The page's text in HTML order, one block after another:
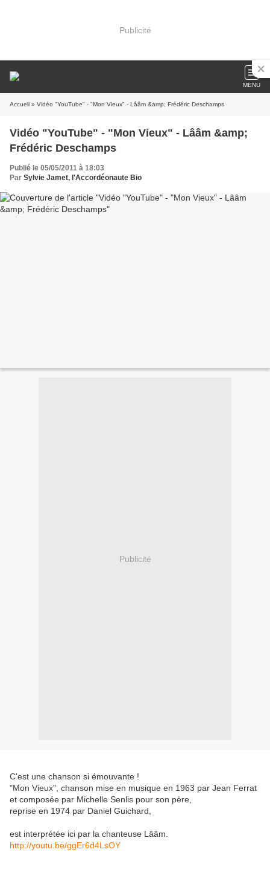
Publicité
MENU
Accueil » Vidéo "YouTube" - "Mon Vieux" - Lââm &amp; Frédéric Deschamps
Vidéo "YouTube" - "Mon Vieux" - Lââm &amp;
Frédéric Deschamps
Publié le 05/05/2011 à 18:03
Par Sylvie Jamet, l'Accordéonaute Bio
Publicité
C'est une chanson si émouvante !
"Mon Vieux", chanson mise en musique en 1963 par Jean Ferrat
et composée par Michelle Senlis pour son père,
reprise en 1974 par Daniel Guichard,
est interprétée ici par la chanteuse Lââm.
http://youtu.be/ggEr6d4LsOY